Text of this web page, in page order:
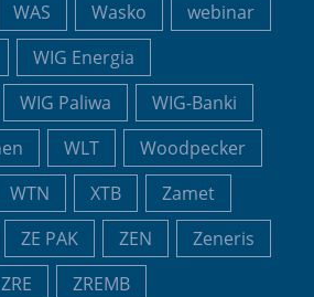
WAS Wasko
webinar
WIG Energia
WIG Paliwa
WIG-Banki
WLT
Woodpecker
WTN XTB
Zamet
ZE PAK ZEN
Zeneris
ZRE ZREMB